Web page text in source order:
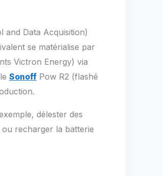
and Data Acquisition)
se matérialise par
Victron Energy) via
Sonoff Pow R2 (flashé
délester des
recharger la batterie